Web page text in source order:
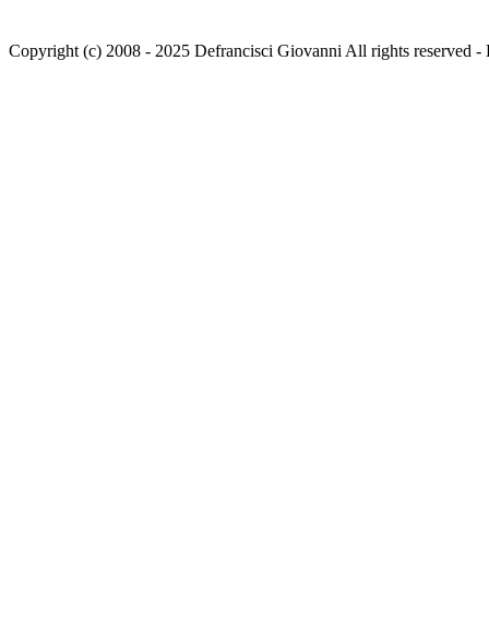
Copyright (c) 2008 - 2025 Defrancisci Giovanni All rights reserved